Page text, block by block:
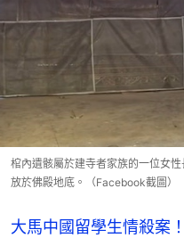
棺內遺骸屬於建寺者家族的一位女
放於佛殿地底。（Facebook截圖）
大馬中國留學生情殺案